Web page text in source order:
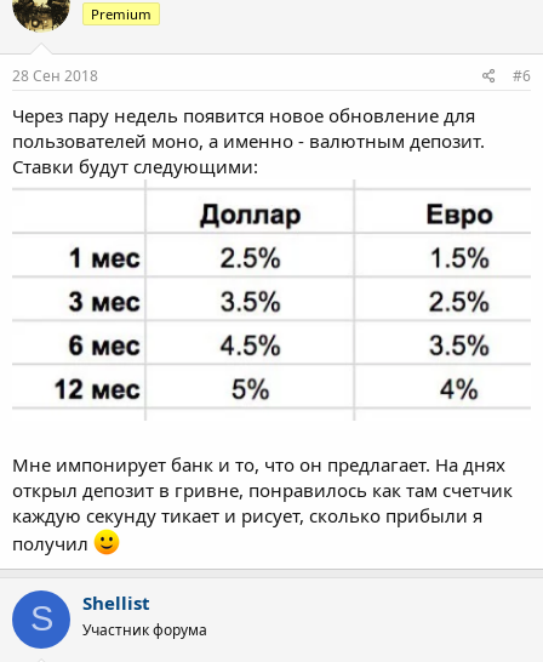
Premium
28 Сен 2018 #6
Через пару недель появится новое обновление для
пользователей моно, а именно - валютным депозит.
Ставки будут следующими:
Мне импонирует банк и то, что он предлагает. На днях
открыл депозит в гривне, понравилось как там счетчик
каждую секунду тикает и рисует, сколько прибыли я
получил
S Shellist
Участник форума